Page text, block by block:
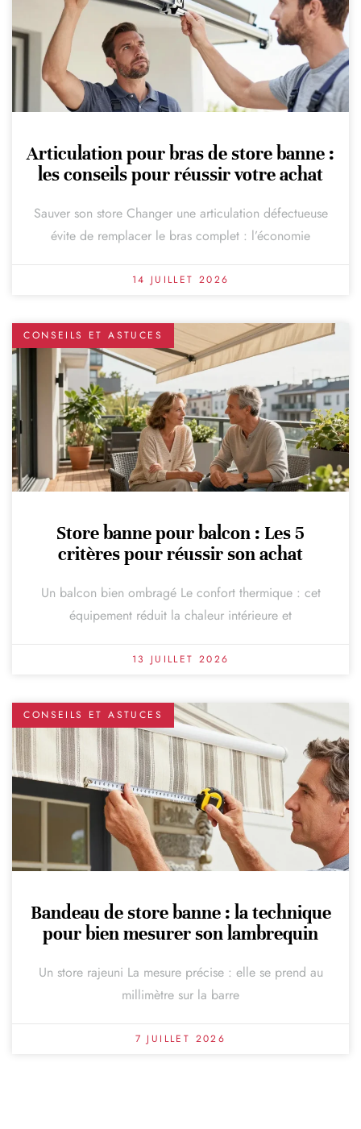
Articulation pour bras de store banne :
les conseils pour réussir votre achat
Sauver son store Changer une articulation défectueuse
évite de remplacer le bras complet : l’économie
14 JUILLET 2026
CONSEILS ET ASTUCES
Store banne pour balcon : Les 5
critères pour réussir son achat
Un balcon bien ombragé Le confort thermique : cet
équipement réduit la chaleur intérieure et
13 JUILLET 2026
CONSEILS ET ASTUCES
Bandeau de store banne : la technique
pour bien mesurer son lambrequin
Un store rajeuni La mesure précise : elle se prend au
millimètre sur la barre
7 JUILLET 2026